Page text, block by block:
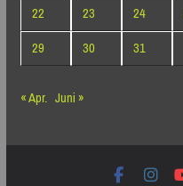
22
23 24
29
30
31
« Apr. Juni »